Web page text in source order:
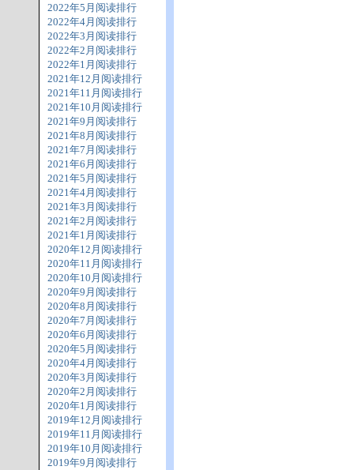
2022年5月阅读排行
2022年4月阅读排行
2022年3月阅读排行
2022年2月阅读排行
2022年1月阅读排行
2021年12月阅读排行
2021年11月阅读排行
2021年10月阅读排行
2021年9月阅读排行
2021年8月阅读排行
2021年7月阅读排行
2021年6月阅读排行
2021年5月阅读排行
2021年4月阅读排行
2021年3月阅读排行
2021年2月阅读排行
2021年1月阅读排行
2020年12月阅读排行
2020年11月阅读排行
2020年10月阅读排行
2020年9月阅读排行
2020年8月阅读排行
2020年7月阅读排行
2020年6月阅读排行
2020年5月阅读排行
2020年4月阅读排行
2020年3月阅读排行
2020年2月阅读排行
2020年1月阅读排行
2019年12月阅读排行
2019年11月阅读排行
2019年10月阅读排行
2019年9月阅读排行